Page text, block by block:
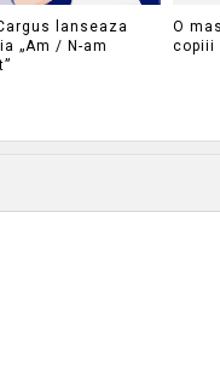
lanseaza
„Am / N-am
O
copiii